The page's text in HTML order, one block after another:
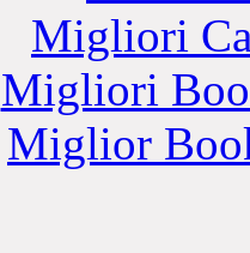
Migliori
Migliori
Miglior